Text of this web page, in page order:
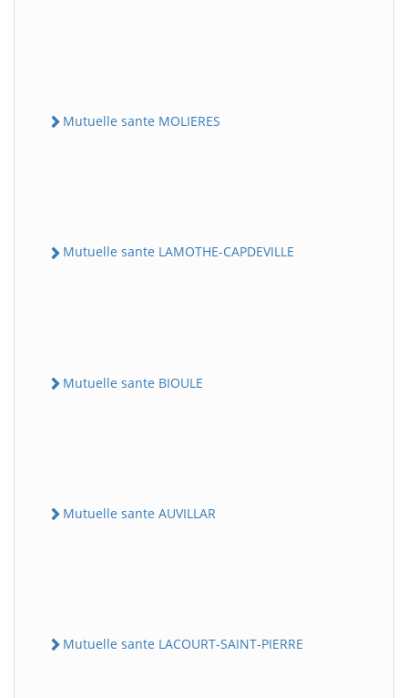
Mutuelle sante MOLIERES
Mutuelle sante LAMOTHE-CAPDEVILLE
Mutuelle sante BIOULE
Mutuelle sante AUVILLAR
Mutuelle sante LACOURT-SAINT-PIERRE